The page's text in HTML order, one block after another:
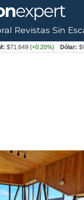
Revistas Sin
(+0.20%) Dólar: $913,86